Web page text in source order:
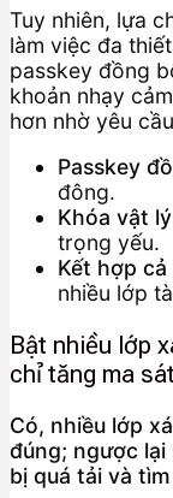
Tuy nhiên, lựa
làm việc đa
passkey đồng
khoản nhạy
hơn nhờ yêu
Passkey
đông.
Khóa vật lý
trọng yếu.
Kết hợp cả
nhiều lớp
Bật nhiều lớp
chỉ tăng ma
Có, nhiều lớp
đúng; ngược lại
bị quá tải và